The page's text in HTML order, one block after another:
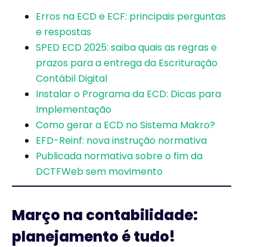
Erros na ECD e ECF: principais perguntas
e respostas
SPED ECD 2025: saiba quais as regras e
prazos para a entrega da Escrituração
Contábil Digital
Instalar o Programa da ECD: Dicas para
Implementação
Como gerar a ECD no Sistema Makro?
EFD-Reinf: nova instrução normativa
Publicada normativa sobre o fim da
DCTFWeb sem movimento
Março na contabilidade:
planejamento é tudo!